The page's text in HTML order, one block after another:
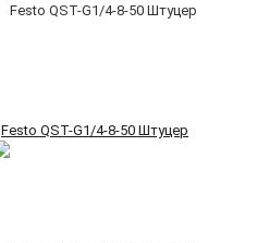
Festo QST-G1/4-8-50 Штуцер